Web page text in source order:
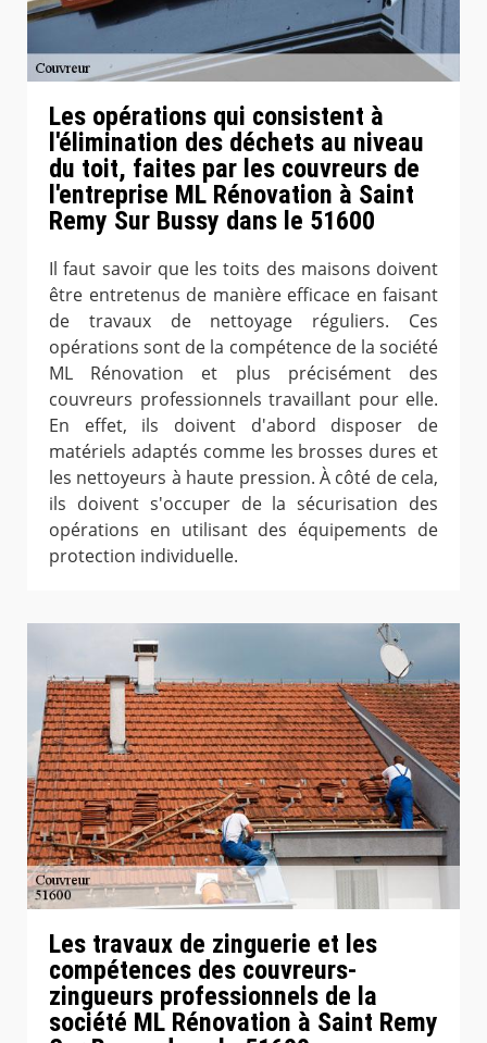
Les opérations qui consistent à
l'élimination des déchets au niveau
du toit, faites par les couvreurs de
l'entreprise ML Rénovation à Saint
Remy Sur Bussy dans le 51600
Il faut savoir que les toits des maisons doivent
être entretenus de manière efficace en faisant
de travaux de nettoyage réguliers. Ces
opérations sont de la compétence de la société
ML Rénovation et plus précisément des
couvreurs professionnels travaillant pour elle.
En effet, ils doivent d'abord disposer de
matériels adaptés comme les brosses dures et
les nettoyeurs à haute pression. À côté de cela,
ils doivent s'occuper de la sécurisation des
opérations en utilisant des équipements de
protection individuelle.
Les travaux de zinguerie et les
compétences des couvreurs-
zingueurs professionnels de la
société ML Rénovation à Saint Remy